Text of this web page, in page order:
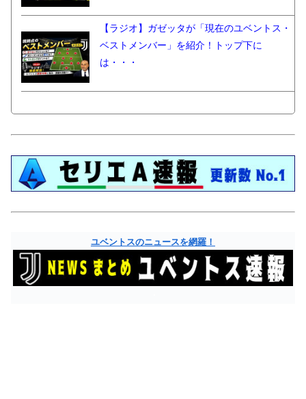
【ラジオ】ガゼッタが「現在のユベントス・
ベストメンバー」を紹介！トップ下に
は・・・
ユベントスのニュースを網羅！